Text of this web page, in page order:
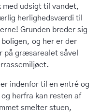
udsigt til vandet,
herlighedsværdi til
Grunden breder sig
og her er der
på græsarealet såvel
indenfor til en entré og
herfra kan resten af
smelter stuen,